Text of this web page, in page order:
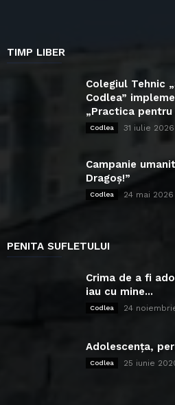
TIMP LIBER
Colegiul Tehnic
Codlea”
„Practica
Codlea 31 iulie 2026
Campanie
Dragoș!”
Codlea 24 mai 2026
PENITA SUFLETULUI
Crima de a fi
iau cu mine...
Codlea 24
Adolescența,
Codlea 25 iunie